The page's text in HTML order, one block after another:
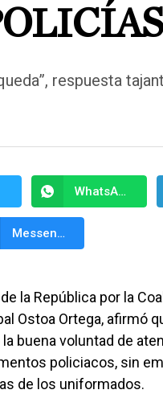
respuesta
WhatsApp
Messenger
la República por la
Ostoa Ortega, afirmó
buena voluntad de
policiacos, sin
de los uniformados.